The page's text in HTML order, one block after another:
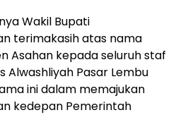
Wakil Bupati
terimakasih atas nama
Asahan kepada seluruh staf
Alwashliyah Pasar Lembu
ini dalam memajukan
kedepan Pemerintah